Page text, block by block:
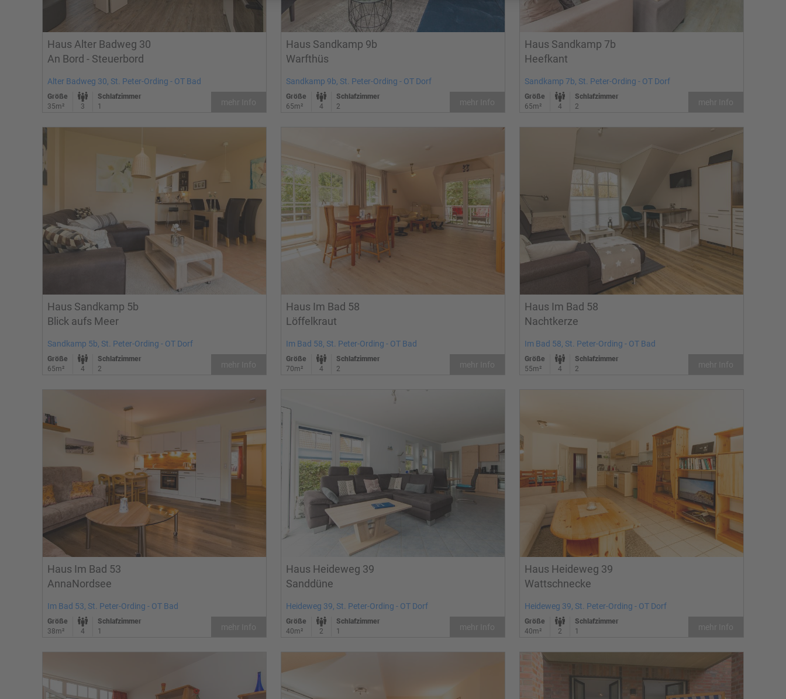
Haus Alter Badweg 30
An Bord - Steuerbord
Alter Badweg 30, St. Peter-Ording - OT Bad
Größe
35m²
3
Schlafzimmer
1
Haus Sandkamp 9b
Warfthüs
Sandkamp 9b, St. Peter-Ording - OT Dorf
Größe
65m²
4
Schlafzimmer
2
Haus Sandkamp 7b
Heefkant
Sandkamp 7b, St. Peter-Ording - OT Dorf
Größe
65m²
4
Schlafzimmer
2
Haus Sandkamp 5b
Blick aufs Meer
Sandkamp 5b, St. Peter-Ording - OT Dorf
Größe
65m²
4
Schlafzimmer
2
Haus Im Bad 58
Löffelkraut
Im Bad 58, St. Peter-Ording - OT Bad
Größe
70m²
4
Schlafzimmer
2
Haus Im Bad 58
Nachtkerze
Im Bad 58, St. Peter-Ording - OT Bad
Größe
55m²
4
Schlafzimmer
2
Haus Im Bad 53
AnnaNordsee
Im Bad 53, St. Peter-Ording - OT Bad
Größe
38m²
4
Schlafzimmer
1
Haus Heideweg 39
Sanddüne
Heideweg 39, St. Peter-Ording - OT Dorf
Größe
40m²
2
Schlafzimmer
1
Haus Heideweg 39
Wattschnecke
Heideweg 39, St. Peter-Ording - OT Dorf
Größe
40m²
2
Schlafzimmer
1